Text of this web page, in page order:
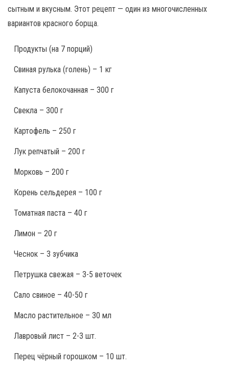
сытным и вкусным. Этот рецепт — один из многочисленных
вариантов красного борща.
Продукты (на 7 порций)
Свиная рулька (голень) – 1 кг
Капуста белокочанная – 300 г
Свекла – 300 г
Картофель – 250 г
Лук репчатый – 200 г
Морковь – 200 г
Корень сельдерея – 100 г
Томатная паста – 40 г
Лимон – 20 г
Чеснок – 3 зубчика
Петрушка свежая – 3-5 веточек
Сало свиное – 40-50 г
Масло растительное – 30 мл
Лавровый лист – 2-3 шт.
Перец чёрный горошком – 10 шт.